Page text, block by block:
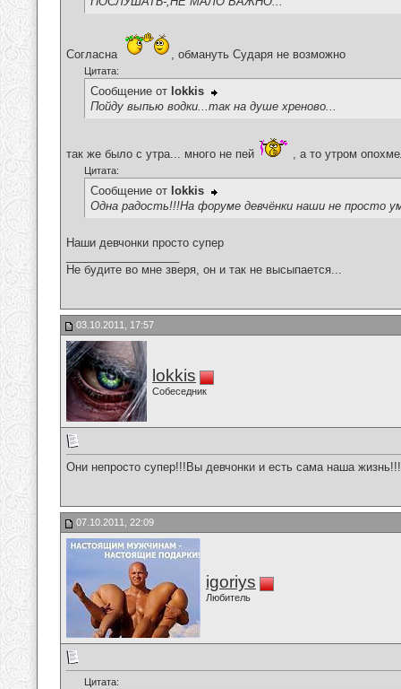
Согласна , обмануть Сударя не возможно
Цитата:
Сообщение от lokkis
Пойду выпью водки...так на душе хреново...
так же было с утра... много не пей , а то утром
Цитата:
Сообщение от lokkis
Одна радость!!!На форуме девчёнки наши не просто
Наши девчонки просто супер
Не будите во мне зверя, он и так не высыпается...
03.10.2011, 17:57
lokkis
Собеседник
Они непросто супер!!!Вы девчонки и есть сама наша
07.10.2011, 22:09
igoriys
Любитель
Цитата: